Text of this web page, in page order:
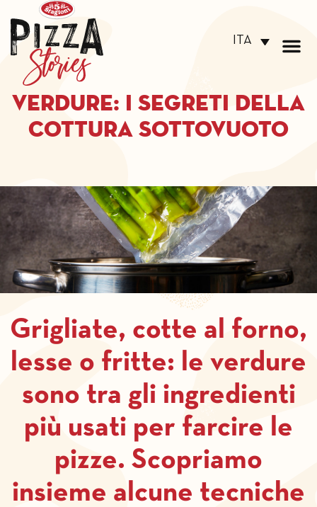
ITA
Verdure: i segreti della
cottura sottovuoto
Grigliate, cotte al forno,
lesse o fritte: le verdure
sono tra gli ingredienti
più usati per farcire le
pizze. Scopriamo
insieme alcune tecniche